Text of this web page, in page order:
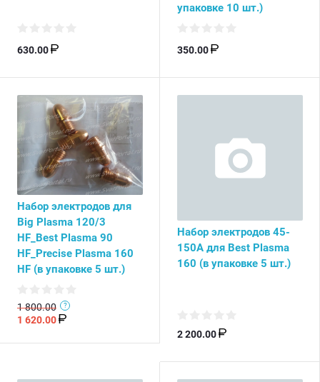
630.00
упаковке 10 шт.)
350.00
Набор электродов для
Big Plasma 120/3
HF_Best Plasma 90
HF_Precise Plasma 160
HF (в упаковке 5 шт.)
1 800.00
1 620.00
Набор электродов 45-
150А для Best Plasma
160 (в упаковке 5 шт.)
2 200.00